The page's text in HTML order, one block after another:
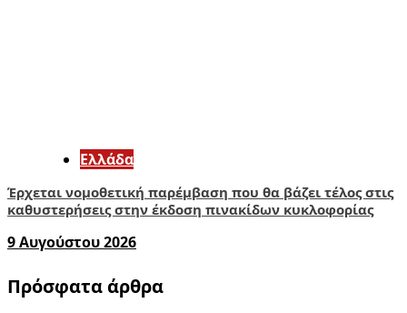
Ελλάδα
Έρχεται νομοθετική παρέμβαση που θα βάζει τέλος στις
καθυστερήσεις στην έκδοση πινακίδων κυκλοφορίας
9 Αυγούστου 2026
Πρόσφατα άρθρα